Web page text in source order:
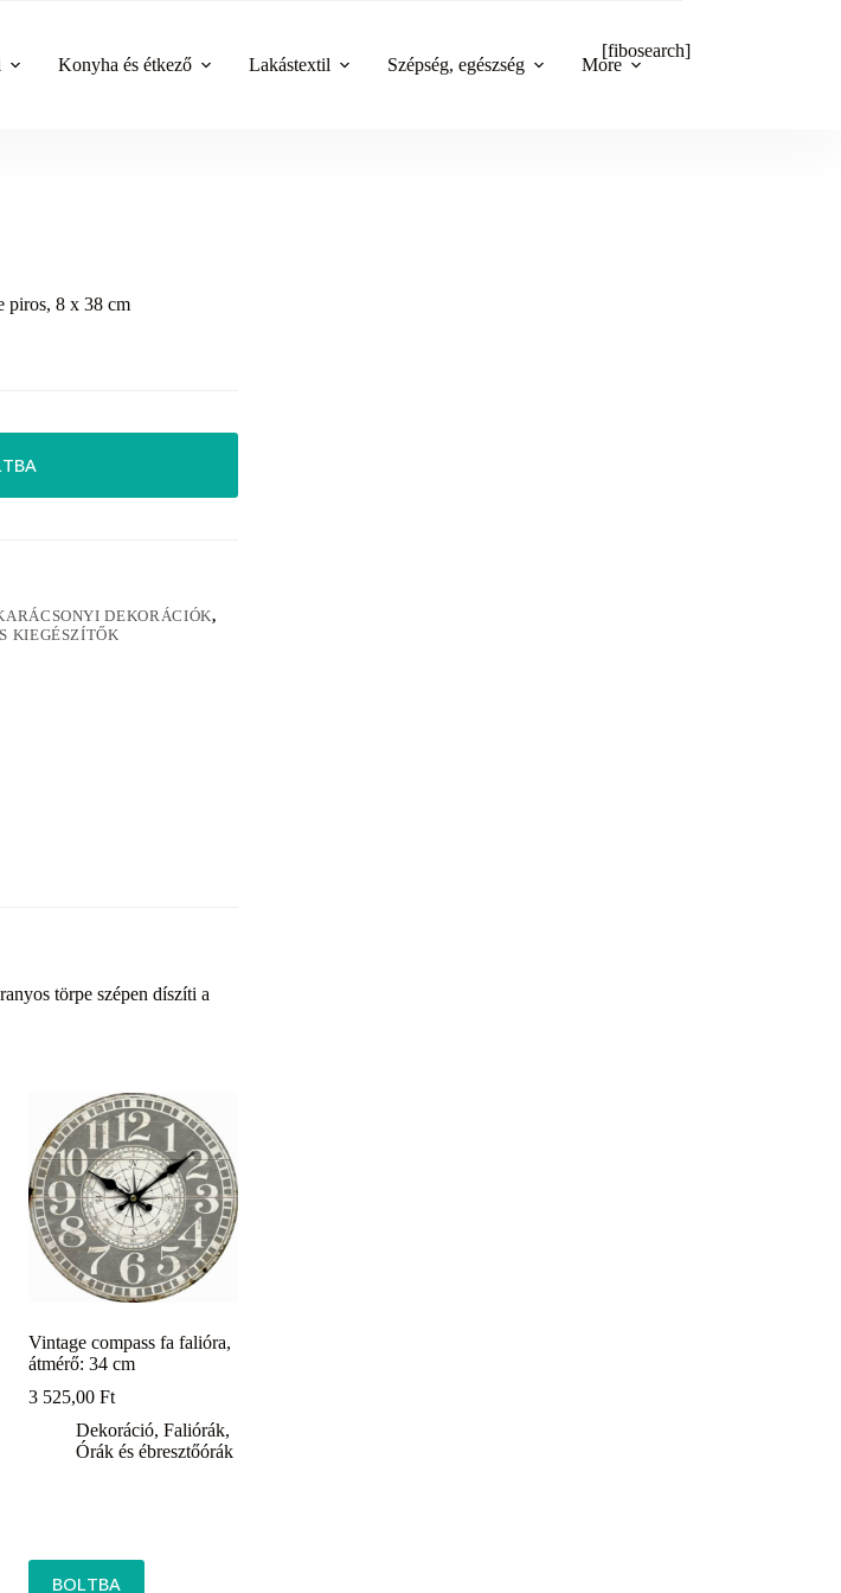
Konyha és étkező Lakástextil Szépség, egészség More
[fibosearch]
piros, 8 x 38 cm
DEKORÁCIÓK,
KIEGÉSZÍTŐK
törpe szépen díszíti a
Vintage compass fa falióra,
átmérő: 34 cm
3 525,00Ft
Dekoráció,Faliórák,
Órák és ébresztőórák
BOLTBA